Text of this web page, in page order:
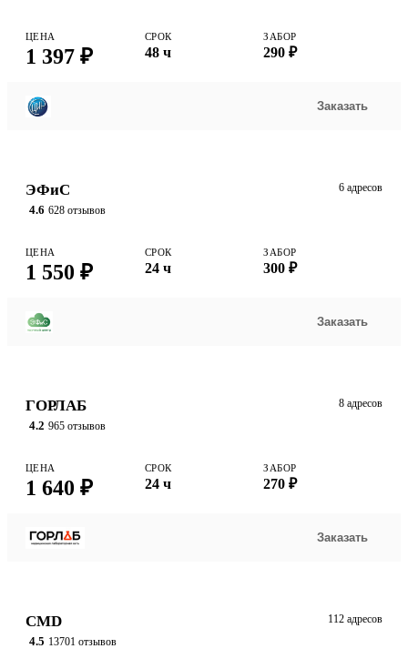
ЦЕНА
1 397 ₽
СРОК
48 ч
ЗАБОР
290 ₽
Заказать
ЭФиС
4.6 628 отзывов
6 адресов
ЦЕНА
1 550 ₽
СРОК
24 ч
ЗАБОР
300 ₽
Заказать
ГОРЛАБ
4.2 965 отзывов
8 адресов
ЦЕНА
1 640 ₽
СРОК
24 ч
ЗАБОР
270 ₽
Заказать
CMD
4.5 13701 отзывов
112 адресов